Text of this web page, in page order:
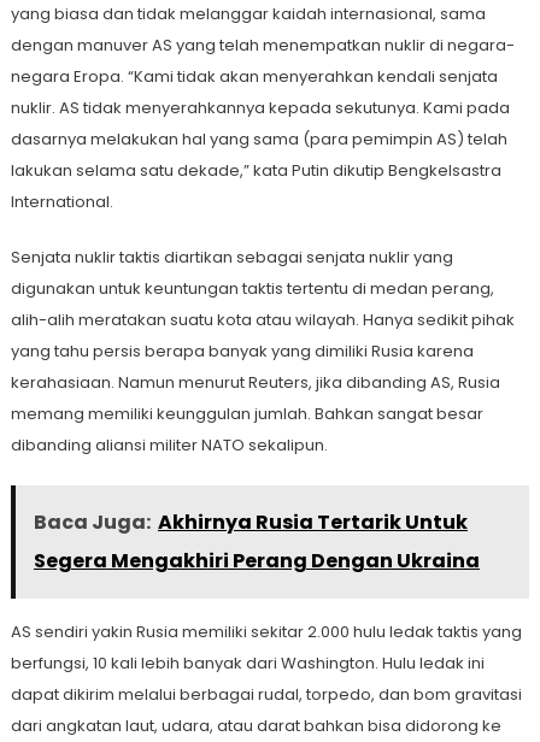
yang biasa dan tidak melanggar kaidah internasional, sama
dengan manuver AS yang telah menempatkan nuklir di negara-
negara Eropa. “Kami tidak akan menyerahkan kendali senjata
nuklir. AS tidak menyerahkannya kepada sekutunya. Kami pada
dasarnya melakukan hal yang sama (para pemimpin AS) telah
lakukan selama satu dekade,” kata Putin dikutip Bengkelsastra
International.
Senjata nuklir taktis diartikan sebagai senjata nuklir yang
digunakan untuk keuntungan taktis tertentu di medan perang,
alih-alih meratakan suatu kota atau wilayah. Hanya sedikit pihak
yang tahu persis berapa banyak yang dimiliki Rusia karena
kerahasiaan. Namun menurut Reuters, jika dibanding AS, Rusia
memang memiliki keunggulan jumlah. Bahkan sangat besar
dibanding aliansi militer NATO sekalipun.
Baca Juga: Akhirnya Rusia Tertarik Untuk
Segera Mengakhiri Perang Dengan Ukraina
AS sendiri yakin Rusia memiliki sekitar 2.000 hulu ledak taktis yang
berfungsi, 10 kali lebih banyak dari Washington. Hulu ledak ini
dapat dikirim melalui berbagai rudal, torpedo, dan bom gravitasi
dari angkatan laut, udara, atau darat bahkan bisa didorong ke